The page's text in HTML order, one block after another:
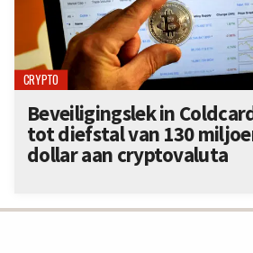
CRYPTO
Beveiligingslek in
tot diefstal van 130
dollar aan cryptovaluta